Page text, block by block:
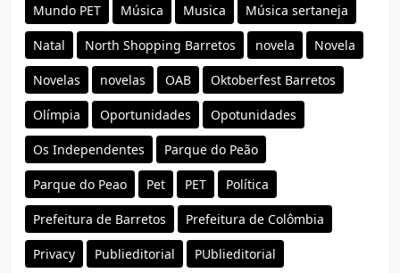
Mundo PET Música Musica Música sertaneja
Natal North Shopping Barretos novela Novela
Novelas novelas OAB Oktoberfest Barretos
Olímpia Oportunidades Opotunidades
Os Independentes Parque do Peão
Parque do Peao Pet PET Política
Prefeitura de Barretos Prefeitura de Colômbia
Privacy Publieditorial PUblieditorial